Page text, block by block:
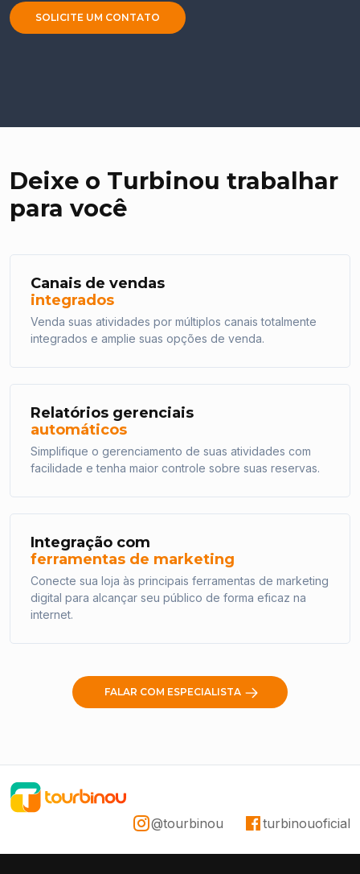
Deixe o Turbinou trabalhar
para você
Canais de vendas
integrados
Venda suas atividades por múltiplos canais totalmente
integrados e amplie suas opções de venda.
Relatórios gerenciais
automáticos
Simplifique o gerenciamento de suas atividades com
facilidade e tenha maior controle sobre suas reservas.
Integração com
ferramentas de marketing
Conecte sua loja às principais ferramentas de marketing
digital para alcançar seu público de forma eficaz na
internet.
FALAR COM ESPECIALISTA
@tourbinou turbinouoficial